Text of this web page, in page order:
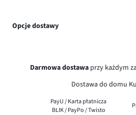
Opcje dostawy
Darmowa dostawa przy każdym
Dostawa do domu
PayU / Karta płatnicza
BLIK / PayPo / Twisto